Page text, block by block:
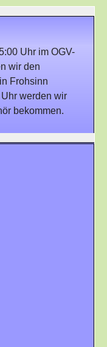
Uhr im OGV-
wir den
Frohsinn
werden wir
bekommen.